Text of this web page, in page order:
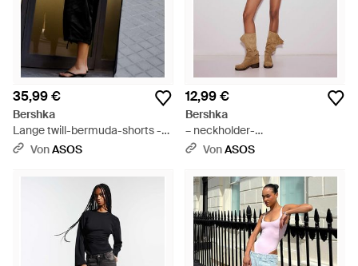
35,99 €
Bershka
Lange twill-bermuda-shorts -
Schwarz
VonASOS
12,99 €
Bershka
– neckholder-
schößchenoberteil - Schwarz
VonASOS